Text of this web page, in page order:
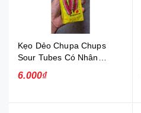
Kẹo Dẻo Chupa Chups
Sour Tubes Có Nhân
6.000₫